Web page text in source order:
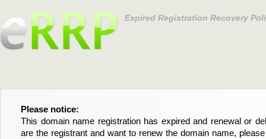
Expired Registration Recovery
Please notice:
This domain name registration has expired and renewal or
are the registrant and want to renew the domain name,
Bitte beachten Sie:
Diese Domainregistrierung ist abgelaufen und die
Domain stehen an. Wenn Sie der Registrant sind und